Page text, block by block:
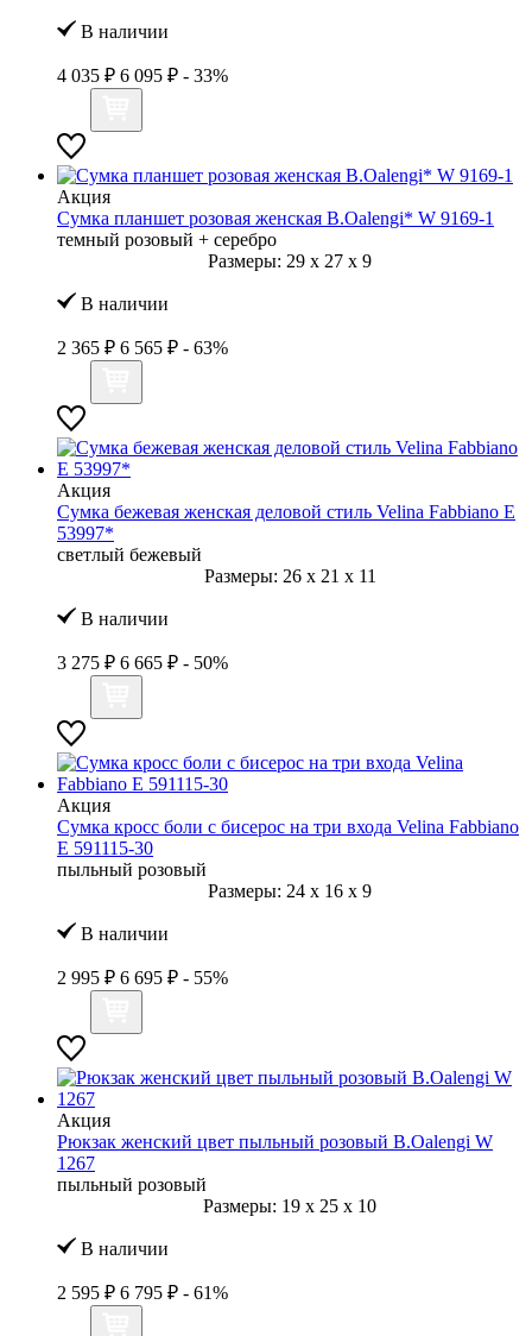
В наличии
4 035 ₽ 6 095 ₽ - 33%
Акция
Сумка планшет розовая женская B.Oalengi* W 9169-1
темный розовый + серебро
Размеры: 29 x 27 x 9
В наличии
2 365 ₽ 6 565 ₽ - 63%
Акция
Сумка бежевая женская деловой стиль Velina Fabbiano E
53997*
светлый бежевый
Размеры: 26 x 21 x 11
В наличии
3 275 ₽ 6 665 ₽ - 50%
Акция
Сумка кросс боли с бисерос на три входа Velina Fabbiano
E 591115-30
пыльный розовый
Размеры: 24 x 16 x 9
В наличии
2 995 ₽ 6 695 ₽ - 55%
Акция
Рюкзак женский цвет пыльный розовый B.Oalengi W
1267
пыльный розовый
Размеры: 19 x 25 x 10
В наличии
2 595 ₽ 6 795 ₽ - 61%